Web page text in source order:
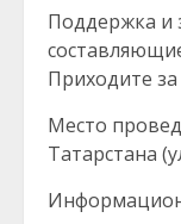
Поддержка
Приходите
Место
Татарстана